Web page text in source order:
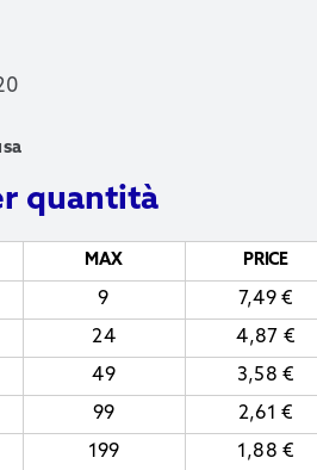
quantità
MAX PRICE
9 7,49€
24 4,87 €
49 3,58€
99 2,61€
199 1,88€